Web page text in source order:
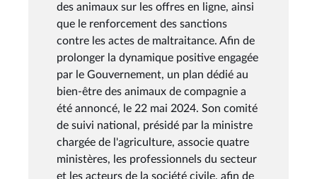
des animaux sur les offres en ligne, ainsi
que le renforcement des sanctions
contre les actes de maltraitance. Afin de
prolonger la dynamique positive engagée
par le Gouvernement, un plan dédié au
bien-être des animaux de compagnie a
été annoncé, le 22 mai 2024. Son comité
de suivi national, présidé par la ministre
chargée de l'agriculture, associe quatre
ministères, les professionnels du secteur
et les acteurs de la société civile, afin de